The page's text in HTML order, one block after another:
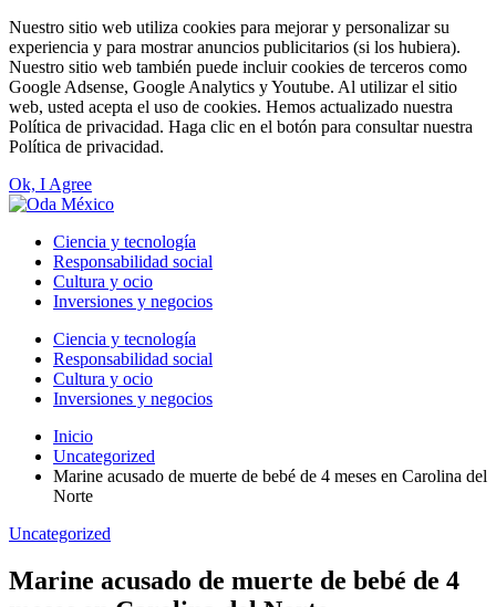
Nuestro sitio web utiliza cookies para mejorar y personalizar su
experiencia y para mostrar anuncios publicitarios (si los hubiera).
Nuestro sitio web también puede incluir cookies de terceros como
Google Adsense, Google Analytics y Youtube. Al utilizar el sitio
web, usted acepta el uso de cookies. Hemos actualizado nuestra
Política de privacidad. Haga clic en el botón para consultar nuestra
Política de privacidad.
Ok, I Agree
Ciencia y tecnología
Responsabilidad social
Cultura y ocio
Inversiones y negocios
Ciencia y tecnología
Responsabilidad social
Cultura y ocio
Inversiones y negocios
Inicio
Uncategorized
Marine acusado de muerte de bebé de 4 meses en Carolina del
Norte
Uncategorized
Marine acusado de muerte de bebé de 4